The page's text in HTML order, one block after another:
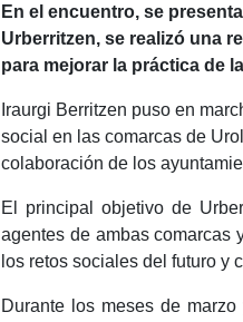
En el encuentro, se
Urberritzen, se realizó una
para mejorar la práctica de
Iraurgi Berritzen puso en
social en las comarcas de
colaboración de los
El principal objetivo de
agentes de ambas comarcas
los retos sociales del futuro y
Durante los meses de